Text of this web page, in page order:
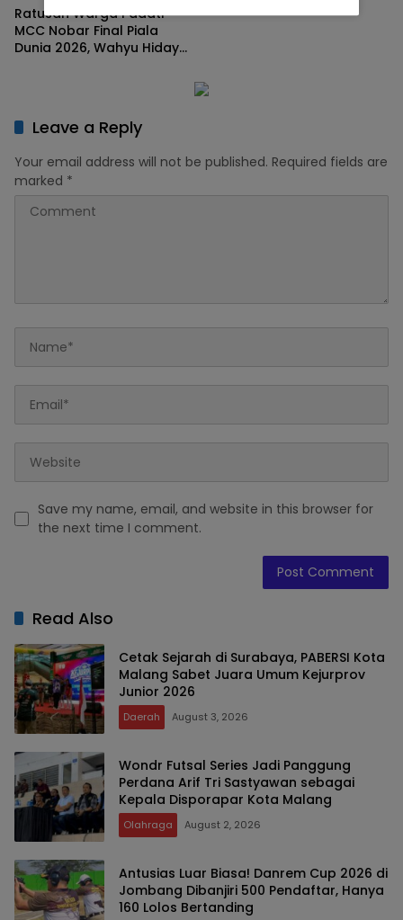
Ratusan Warga Padati
MCC Nobar Final Piala
Dunia 2026, Wahyu Hidayat
Leave a Reply
Your email address will not be published. Required fields are
marked *
Save my name, email, and website in this browser for
the next time I comment.
Read Also
Cetak Sejarah di Surabaya, PABERSI Kota
Malang Sabet Juara Umum Kejurprov
Junior 2026
Daerah August 3, 2026
Wondr Futsal Series Jadi Panggung
Perdana Arif Tri Sastyawan sebagai
Kepala Disporapar Kota Malang
Olahraga August 2, 2026
Antusias Luar Biasa! Danrem Cup 2026 di
Jombang Dibanjiri 500 Pendaftar, Hanya
160 Lolos Bertanding